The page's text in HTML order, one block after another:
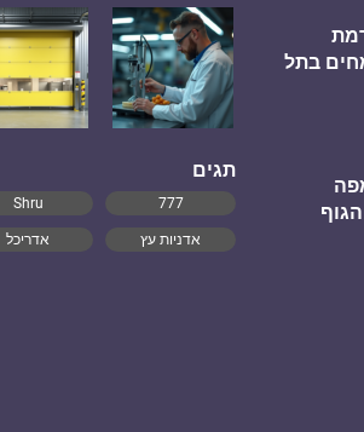
בתל
תגים
777
Shru
אדניות עץ אדריכל